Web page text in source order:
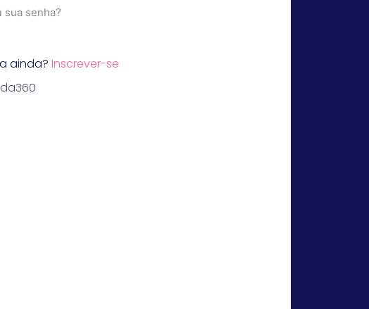
sua senha?
ainda?Inscrever-se